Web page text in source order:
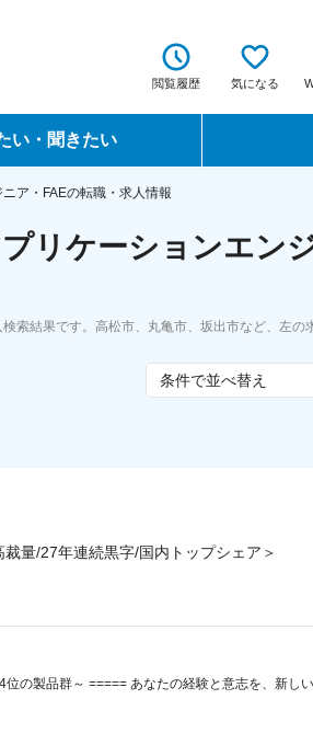
閲覧履歴 気になる
い・聞きたい
職 転職フェア
ア・FAEの転職・求人情報
リケーションエン
結果です。高松市、丸亀市、坂出市など、左の
条件で並べ替え
量/27年連続黒字/国内トップシェア＞
の製品群～ ===== あなたの経験と意志を、新し